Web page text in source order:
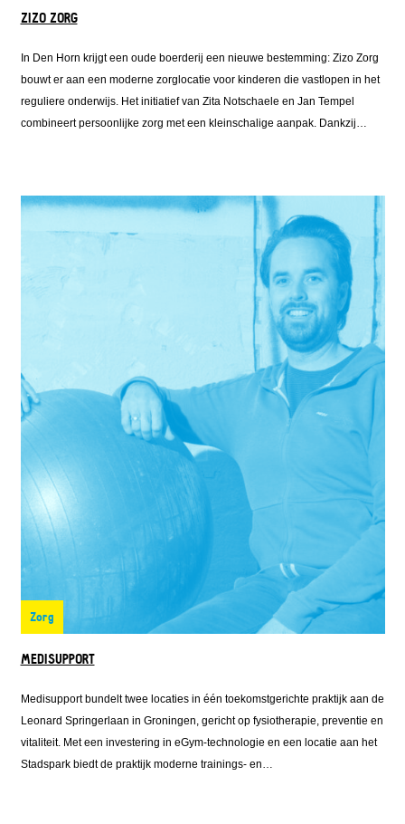
ZIZO ZORG
In Den Horn krijgt een oude boerderij een nieuwe bestemming: Zizo Zorg
bouwt er aan een moderne zorglocatie voor kinderen die vastlopen in het
reguliere onderwijs. Het initiatief van Zita Notschaele en Jan Tempel
combineert persoonlijke zorg met een kleinschalige aanpak. Dankzij
nieuw leven in de boerderij ziet terugkeren.
Zorg
MEDISUPPORT
Medisupport bundelt twee locaties in één toekomstgerichte praktijk aan de
Leonard Springerlaan in Groningen, gericht op fysiotherapie, preventie en
vitaliteit. Met een investering in eGym-technologie en een locatie aan het
Stadspark biedt de praktijk moderne trainings- en